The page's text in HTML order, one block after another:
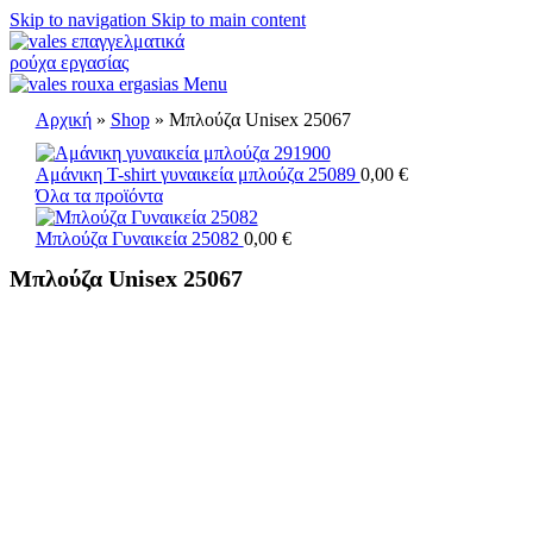
Skip to navigation Skip to main content
Menu
Αρχική» Shop» Μπλούζα Unisex 25067
Αμάνικη T-shirt γυναικεία μπλούζα 25089 0,00 €
Όλα τα προϊόντα
Μπλούζα Γυναικεία 25082 0,00 €
Μπλούζα Unisex 25067